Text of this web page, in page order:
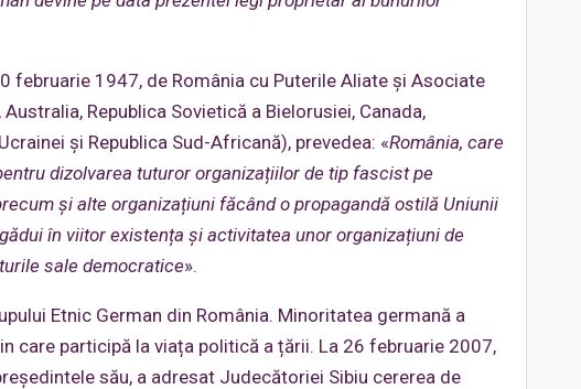
februarie 1947, de România cu Puterile Aliate și Asociate
Republica Sovietică a Bielorusiei, Canada,
și Republica Sud-Africană), prevedea: «România, care
dizolvarea tuturor organizațiilor de tip fascist pe
și alte organizațiuni făcând o propagandă ostilă Uniunii
în viitor existența și activitatea unor organizațiuni de
sale democratice».
Etnic German din România. Minoritatea germană a
care participă la viața politică a țării. La 26 februarie 2007,
său, a adresat Judecătoriei Sibiu cererea de